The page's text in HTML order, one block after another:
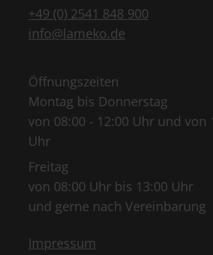
+49 (0) 2541 848 900
info@lameko.de
Öffnungszeiten
Montag bis Donnerstag
von 08:00 - 12:00 Uhr und von
Uhr
Freitag
von 08:00 Uhr bis 13:00 Uhr
und gerne nach Vereinbarung
Impressum